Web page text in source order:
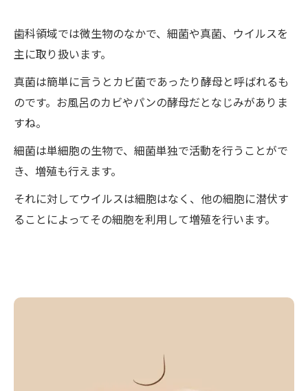
歯科領域では微生物のなかで、細菌や真菌、ウイルスを
主に取り扱います。
真菌は簡単に言うとカビ菌であったり酵母と呼ばれるも
のです。お風呂のカビやパンの酵母だとなじみがありま
すね。
細菌は単細胞の生物で、細菌単独で活動を行うことがで
き、増殖も行えます。
それに対してウイルスは細胞はなく、他の細胞に潜伏す
ることによってその細胞を利用して増殖を行います。